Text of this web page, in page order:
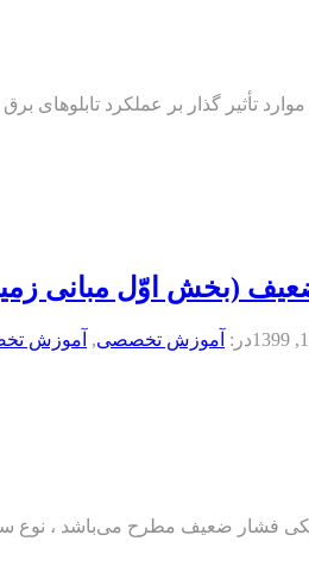
موارد تأثیر گذار بر عملکرد
(بخش اوّل مبانی
در: آموزش تخصصی, آموزش
فشار ضعیف مطرح می‌باشد ، نوع